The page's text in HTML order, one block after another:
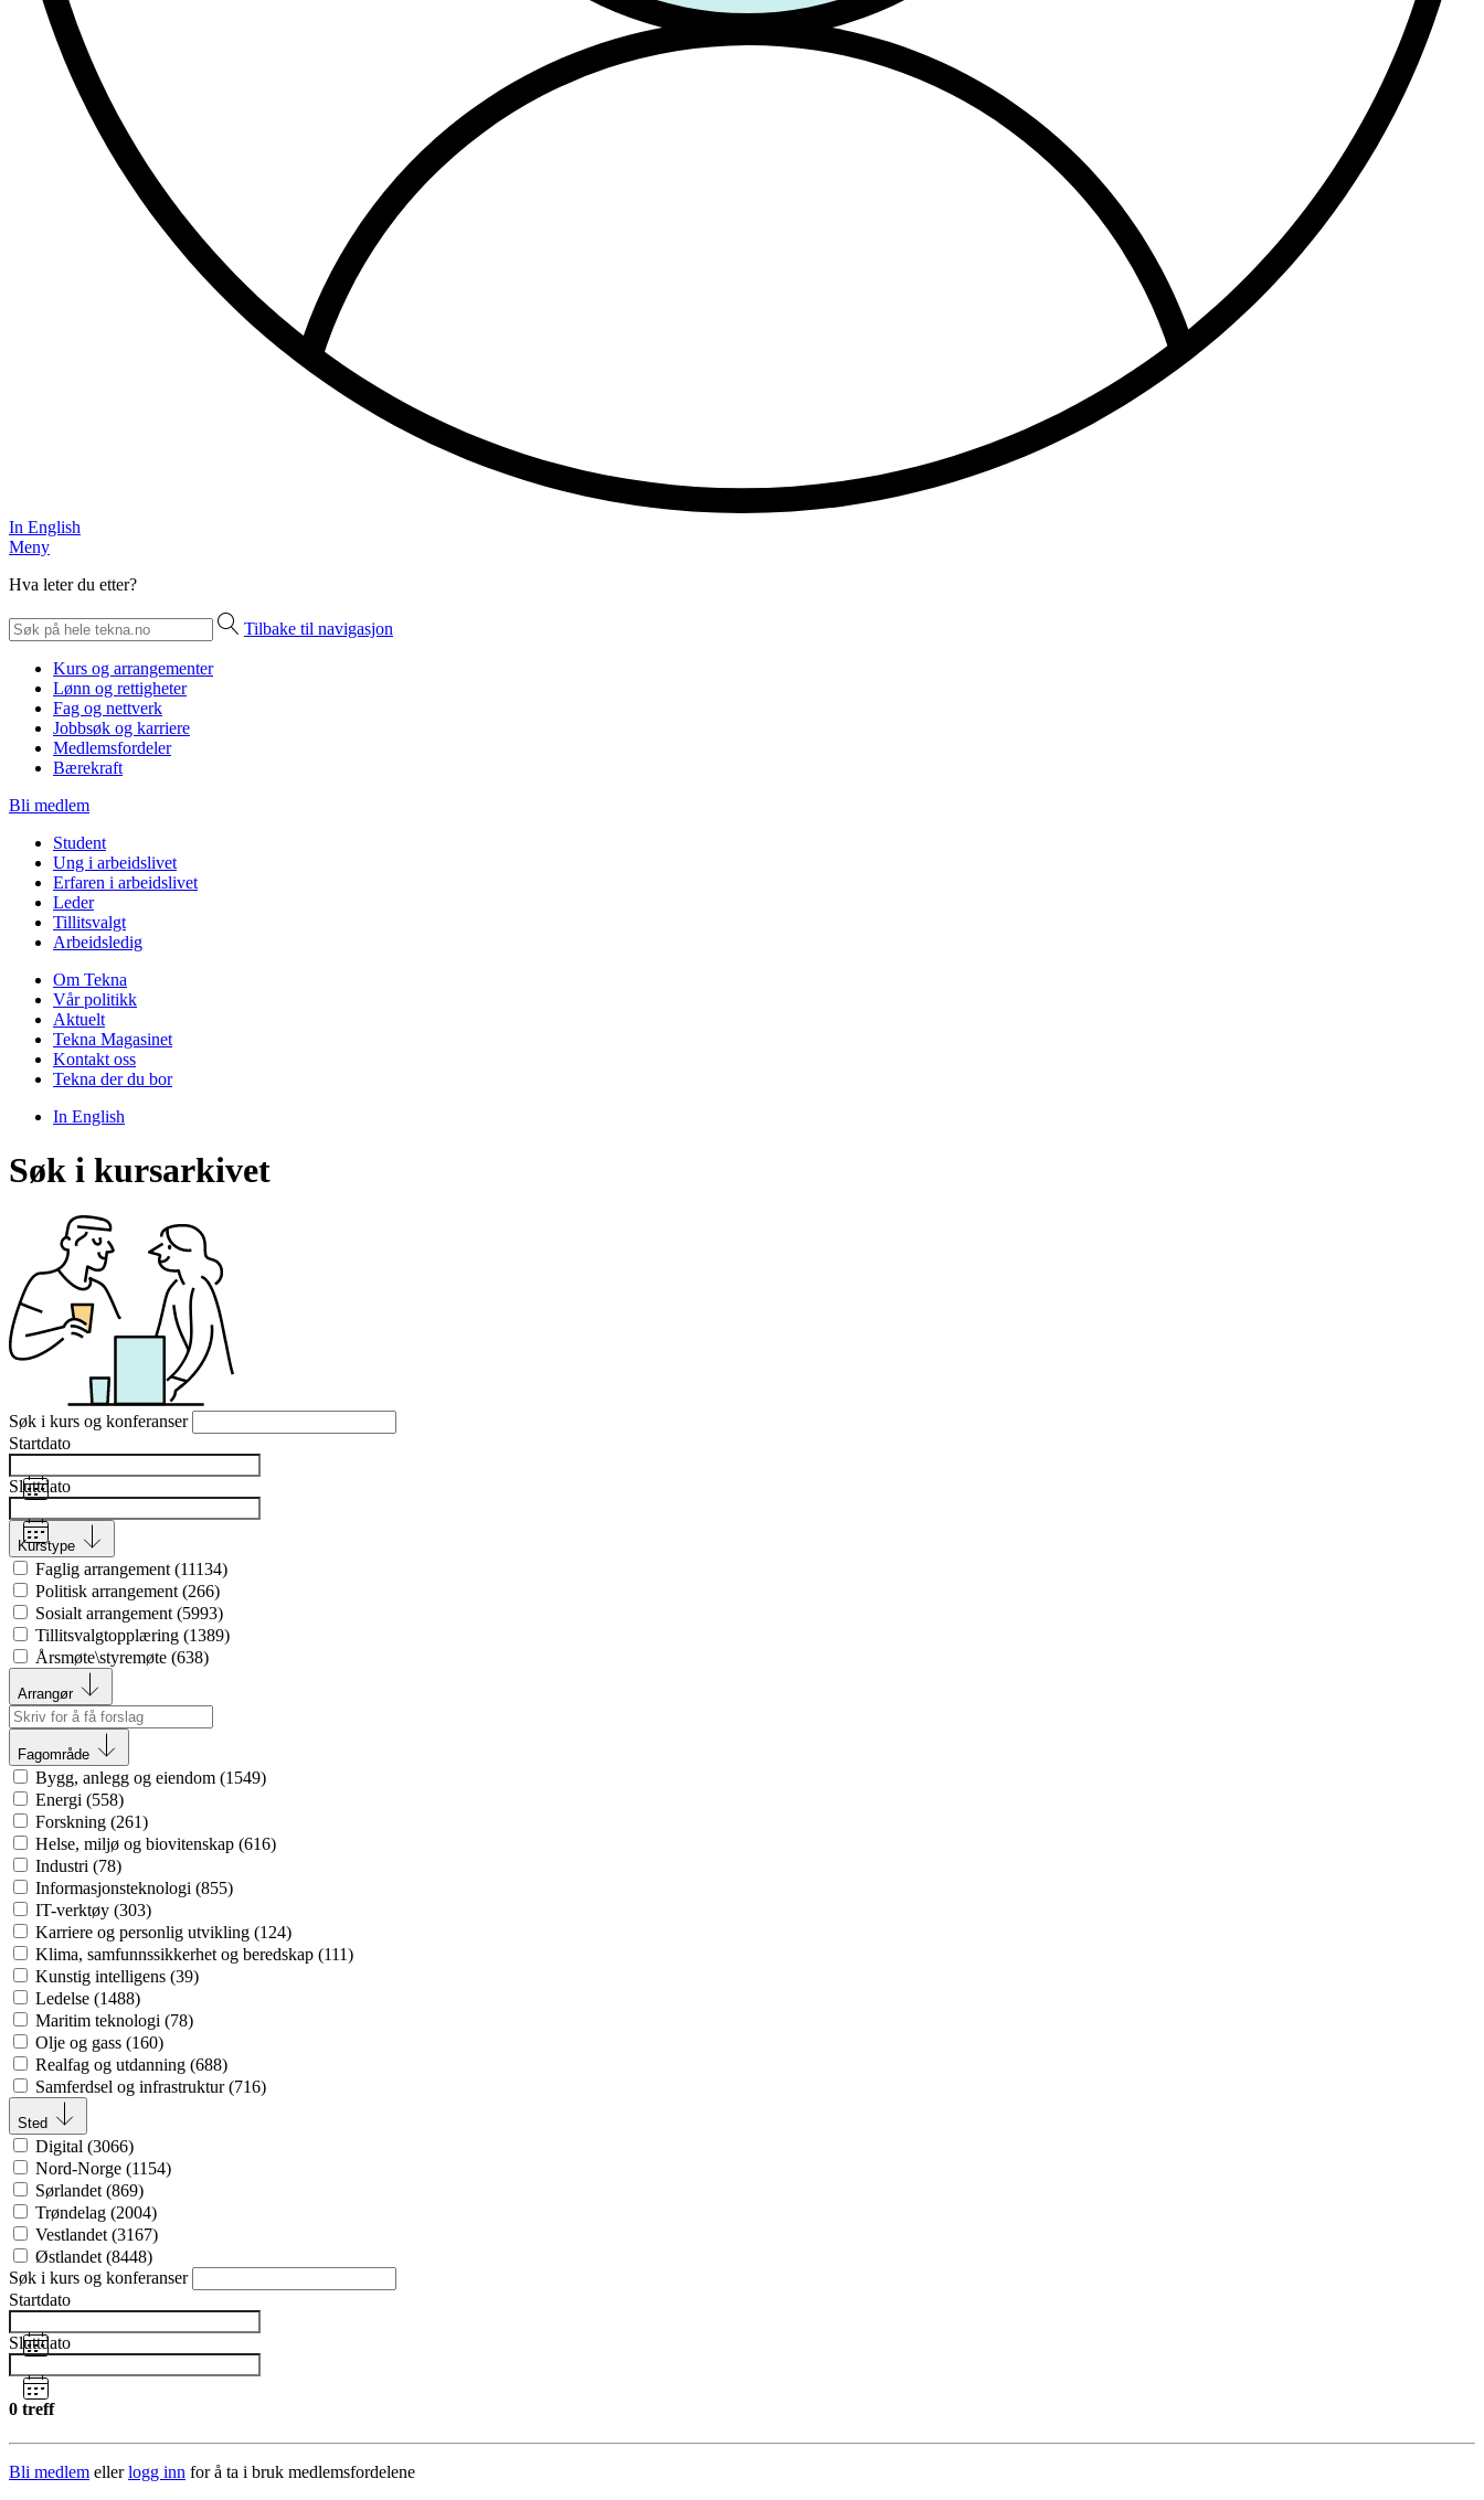
In English
Meny
Hva leter du etter?
Tilbake til navigasjon
Kurs og arrangementer
Lønn og rettigheter
Fag og nettverk
Jobbsøk og karriere
Medlemsfordeler
Bærekraft
Bli medlem
Student
Ung i arbeidslivet
Erfaren i arbeidslivet
Leder
Tillitsvalgt
Arbeidsledig
Om Tekna
Vår politikk
Aktuelt
Tekna Magasinet
Kontakt oss
Tekna der du bor
In English
Søk i kursarkivet
Søk i kurs og konferanser
Startdato
Sluttdato
Kurstype
Faglig arrangement (11134)
Politisk arrangement (266)
Sosialt arrangement (5993)
Tillitsvalgtopplæring (1389)
Årsmøte\styremøte (638)
Arrangør
Fagområde
Bygg, anlegg og eiendom (1549)
Energi (558)
Forskning (261)
Helse, miljø og biovitenskap (616)
Industri (78)
Informasjonsteknologi (855)
IT-verktøy (303)
Karriere og personlig utvikling (124)
Klima, samfunnssikkerhet og beredskap (111)
Kunstig intelligens (39)
Ledelse (1488)
Maritim teknologi (78)
Olje og gass (160)
Realfag og utdanning (688)
Samferdsel og infrastruktur (716)
Sted
Digital (3066)
Nord-Norge (1154)
Sørlandet (869)
Trøndelag (2004)
Vestlandet (3167)
Østlandet (8448)
Søk i kurs og konferanser
Startdato
Sluttdato
1946treff